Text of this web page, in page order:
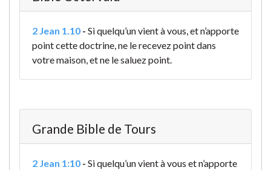
2 Jean 1.10 - Si quelqu’un vient à vous, et n’apporte
point cette doctrine, ne le recevez point dans
votre maison, et ne le saluez point.
Grande Bible de Tours
2 Jean 1:10 - Si quelqu’un vient à vous et n’apporte